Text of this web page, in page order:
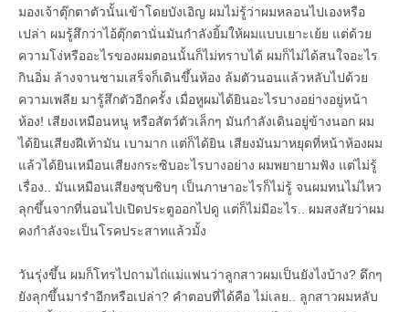
มองเจ้าตุ๊กตาตัวนั้นเข้าโดยบังเอิญ ผมไม่รู้ว่าผมหลอนไปเองหรือ
เปล่า ผมรู้สึกว่าไอ้ตุ๊กตานั่นมันกำลังยิ้มให้ผมแบบเยาะเย้ย แต่ด้วย
ความโง่หรืออะไรของผมตอนนั้นก็ไม่ทราบได้ ผมก็ไม่ได้สนใจอะไร
กินอิ่ม ล้างจานชามเสร็จก็เดินขึ้นห้อง ล้มตัวนอนแล้วหลับไปด้วย
ความเพลีย มารู้สึกตัวอีกครั้ง เมื่อหูผมได้ยินอะไรบางอย่างอยู่หน้า
ห้อง! เสียงเหมือนหนู หรือสัตว์ตัวเล็กๆ มันกำลังเดินอยู่ข้างนอก ผม
ได้ยินเสียงฝีเท้ามัน เบามาก แต่ก็ได้ยิน เสียงมันมาหยุดที่หน้าห้องผม
แล้วได้ยินเหมือนเสียงกระซิบอะไรบางอย่าง ผมพยายามฟัง แต่ไม่รู้
เรื่อง.. มันเหมือนเสียงซุบซิบๆ เป็นภาษาอะไรก็ไม่รู้ จนผมทนไม่ไหว
ลุกขึ้นจากที่นอนไปเปิดประตูออกไปดู แต่ก็ไม่มีอะไร.. ผมสงสัยว่าผม
คงกำลังจะเป็นโรคประสาทแล้วมั้ง
วันรุ่งขึ้น ผมก็โทรไปถามไถ่แม่แฟนว่าลูกสาวผมเป็นยังไงบ้าง? ดึกๆ
ยังลุกขึ้นมารำอีกหรือเปล่า? คำตอบที่ได้คือ ไม่เลย.. ลูกสาวผมหลับ